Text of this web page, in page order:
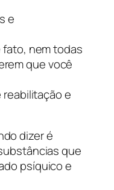
e
fato, nem todas
que você
reabilitação e
dizer é
que
psíquico e